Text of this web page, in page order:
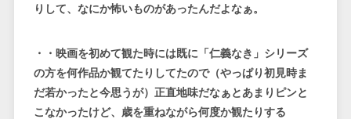
りして、なにか怖いものがあったんだよなぁ。
・・映画を初めて観た時には既に「仁義なき」シリーズ
の方を何作品か観てたりしてたので（やっぱり初見時ま
だ若かったと今思うが）正直地味だなぁとあまりピンと
こなかったけど、歳を重ねながら何度か観たりする